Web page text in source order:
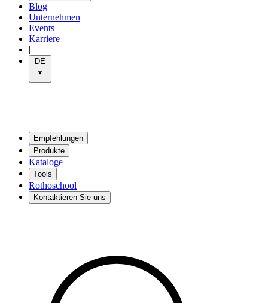
Blog
Unternehmen
Events
Karriere
|
DE
Empfehlungen
Produkte
Kataloge
Tools
Rothoschool
Kontaktieren Sie uns